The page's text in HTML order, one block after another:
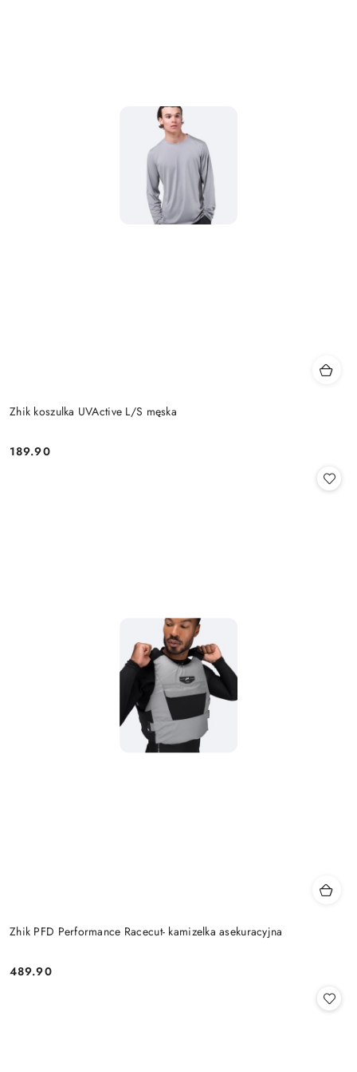
Zhik koszulka UVActive L/S męska
Cena:
189.90
Zhik PFD Performance Racecut- kamizelka asekuracyjna
Cena:
489.90